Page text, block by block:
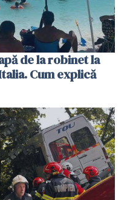
de la robinet la
Cum explică